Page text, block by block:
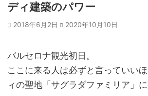
ディ建築のパワー
2018年6月2日 2020年10月10日
バルセロナ観光初日。
ここに来る人は必ずと言っていい
ィの聖地「サグラダファミリア」に